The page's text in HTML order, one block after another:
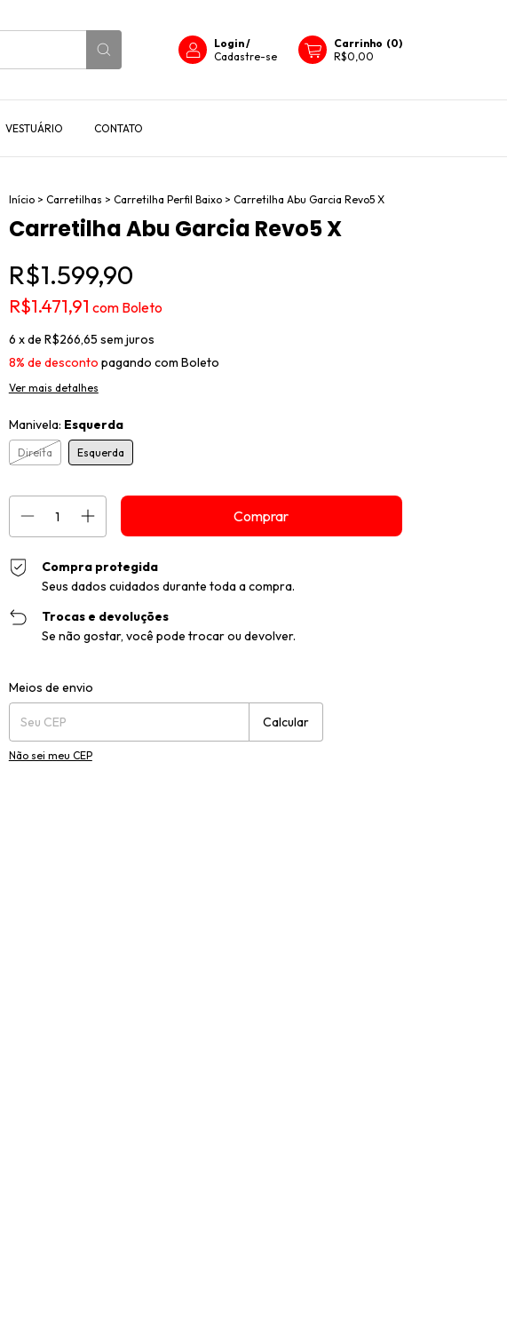
Login/
Cadastre-se
Carrinho (0)
R$0,00
VESTUÁRIO CONTATO
Início > Carretilhas > Carretilha Perfil Baixo > Carretilha Abu Garcia Revo5 X
Carretilha Abu Garcia Revo5 X
R$1.599,90
R$1.471,91 com Boleto
6 x de R$266,65 sem juros
8% de desconto pagando com Boleto
Ver mais detalhes
Manivela: Esquerda
Direita Esquerda
Compra protegida
Seus dados cuidados durante toda a compra.
Trocas e devoluções
Se não gostar, você pode trocar ou devolver.
Entregas para o CEP:
Meios de envio
Calcular
Não sei meu CEP